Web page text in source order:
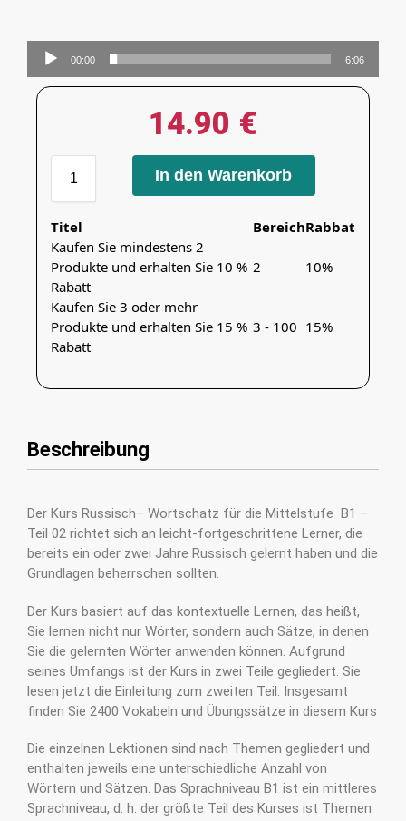
Audio-
Player
00:00 6:06
14.90 €
In den Warenkorb
Titel BereichRabbat
Kaufen Sie mindestens 2
Produkte und erhalten Sie 10 %
Rabatt
2 10%
Kaufen Sie 3 oder mehr
Produkte und erhalten Sie 15 %
Rabatt
3 - 100 15%
Beschreibung
Der Kurs Russisch– Wortschatz für die Mittelstufe B1 –
Teil 02 richtet sich an leicht-fortgeschrittene Lerner, die
bereits ein oder zwei Jahre Russisch gelernt haben und die
Grundlagen beherrschen sollten.
Der Kurs basiert auf das kontextuelle Lernen, das heißt,
Sie lernen nicht nur Wörter, sondern auch Sätze, in denen
Sie die gelernten Wörter anwenden können. Aufgrund
seines Umfangs ist der Kurs in zwei Teile gegliedert. Sie
lesen jetzt die Einleitung zum zweiten Teil. Insgesamt
finden Sie 2400 Vokabeln und Übungssätze in diesem Kurs
Die einzelnen Lektionen sind nach Themen gegliedert und
enthalten jeweils eine unterschiedliche Anzahl von
Wörtern und Sätzen. Das Sprachniveau B1 ist ein mittleres
Sprachniveau, d. h. der größte Teil des Kurses ist Themen